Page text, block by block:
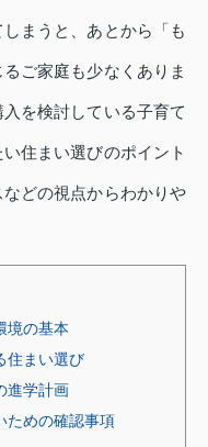
まうと、あとから「も
ご家庭も少なくありま
を検討している子育て
住まい選びのポイント
どの視点からわかりや
境の基本
住まい選び
進学計画
ための確認事項